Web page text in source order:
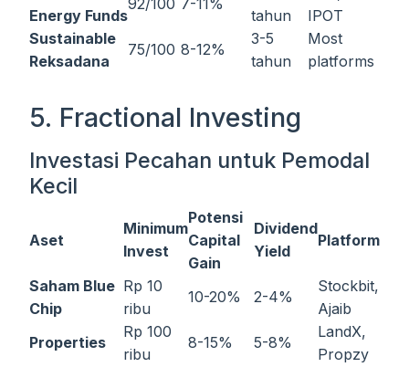
Energy Funds
92/100 7-11%
tahun
IPOT
Sustainable
Reksadana
75/100 8-12%
3-5
tahun
Most
platforms
5. Fractional Investing
Investasi Pecahan untuk Pemodal
Kecil
Aset
Minimum
Invest
Potensi
Capital
Gain
Dividend
Yield
Platform
Saham Blue
Chip
Rp 10
ribu
10-20% 2-4%
Stockbit,
Ajaib
Properties
Rp 100
ribu
8-15% 5-8%
LandX,
Propzy